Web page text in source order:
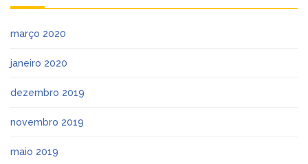
março 2020
janeiro 2020
dezembro 2019
novembro 2019
maio 2019